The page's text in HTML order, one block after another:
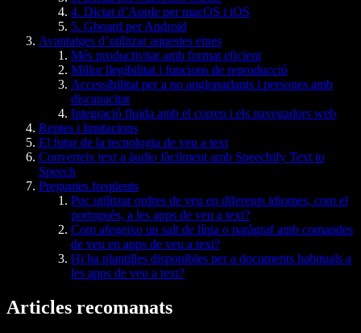
4. Dictat d’Apple per macOS i iOS
5. Gboard per Android
Avantatges d’utilitzar aquestes eines
Més productivitat amb format eficient
Millor llegibilitat i funcions de reproducció
Accessibilitat per a no angloparlants i persones amb
discapacitat
Integració fluida amb el correu i els navegadors web
Reptes i limitacions
El futur de la tecnologia de veu a text
Converteix text a àudio fàcilment amb Speechify Text to
Speech
Preguntes freqüents
Puc utilitzar ordres de veu en diferents idiomes, com el
portuguès, a les apps de veu a text?
Com afegeixo un salt de línia o paràgraf amb comandes
de veu en apps de veu a text?
Hi ha plantilles disponibles per a documents habituals a
les apps de veu a text?
Articles recomanats